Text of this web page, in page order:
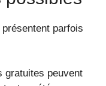
présentent parfois
gratuites peuvent